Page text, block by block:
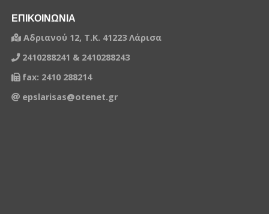
ΕΠΙΚΟΙΝΩΝΙΑ
Αδριανού 12, Τ.Κ. 41223 Λάρισα
2410288241 & 2410288243
fax: 2410 288214
epslarisas@otenet.gr